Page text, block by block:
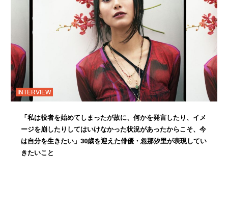
INTERVIEW
「私は役者を始めてしまったが故に、何かを発言したり、イメ
ージを崩したりしてはいけなかった状況があったからこそ、今
は自分を生きたい」30歳を迎えた俳優・忽那汐里が表現してい
きたいこと